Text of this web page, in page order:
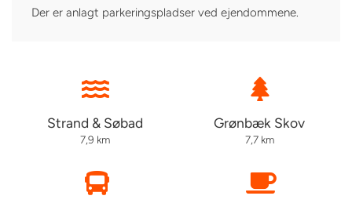
Der er anlagt parkeringspladser ved ejendommene.
Strand & Søbad
7,9 km
Grønbæk Skov
7,7 km